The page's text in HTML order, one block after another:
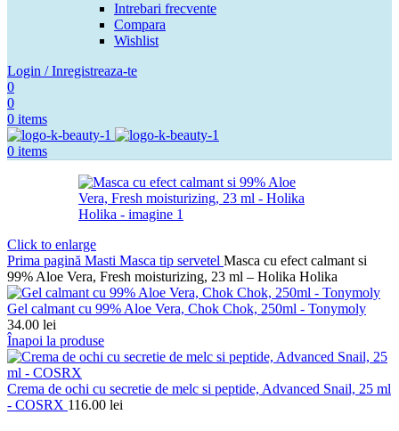
Intrebari frecvente
Compara
Wishlist
Login / Inregistreaza-te
0
0
0 items
0 items
Click to enlarge
Prima pagină Masti Masca tip servetel Masca cu efect calmant si
99% Aloe Vera, Fresh moisturizing, 23 ml – Holika Holika
Gel calmant cu 99% Aloe Vera, Chok Chok, 250ml - Tonymoly
34.00 lei
Înapoi la produse
Crema de ochi cu secretie de melc si peptide, Advanced Snail, 25 ml
- COSRX 116.00 lei